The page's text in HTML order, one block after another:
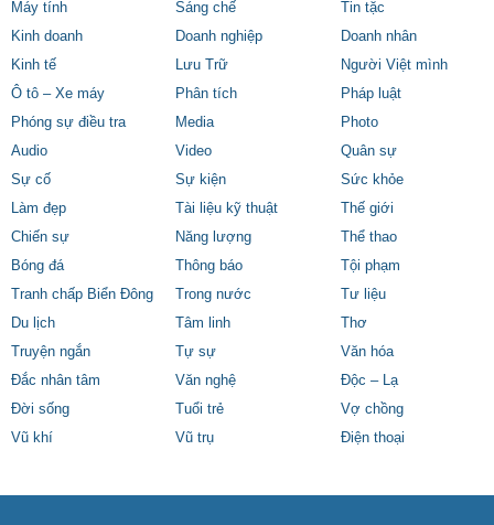
Máy tính
Sáng chế
Tin tặc
Kinh doanh
Doanh nghiệp
Doanh nhân
Kinh tế
Lưu Trữ
Người Việt mình
Ô tô – Xe máy
Phân tích
Pháp luật
Phóng sự điều tra
Media
Photo
Audio
Video
Quân sự
Sự cố
Sự kiện
Sức khỏe
Làm đẹp
Tài liệu kỹ thuật
Thế giới
Chiến sự
Năng lượng
Thể thao
Bóng đá
Thông báo
Tội phạm
Tranh chấp Biển Đông
Trong nước
Tư liệu
Du lịch
Tâm linh
Thơ
Truyện ngắn
Tự sự
Văn hóa
Đắc nhân tâm
Văn nghệ
Độc – Lạ
Đời sống
Tuổi trẻ
Vợ chồng
Vũ khí
Vũ trụ Điện thoại